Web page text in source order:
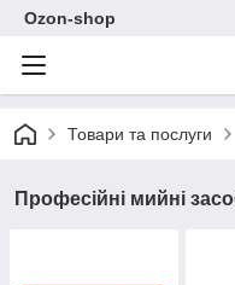
Ozon-shop
Товари та послуги
Професійні мийні